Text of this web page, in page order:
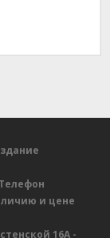
и цене
16А -